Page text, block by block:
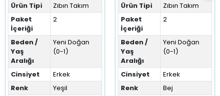
Ürün Tipi
Zıbın Takım
Paket
İçeriği
2
Beden /
Yaş
Aralığı
Yeni Doğan
(0-1)
Cinsiyet
Erkek
Renk
Yeşil
Ürün Tipi
Zıbın Takım
Paket
İçeriği
2
Beden /
Yaş
Aralığı
Yeni Doğan
(0-1)
Cinsiyet
Erkek
Renk
Bej